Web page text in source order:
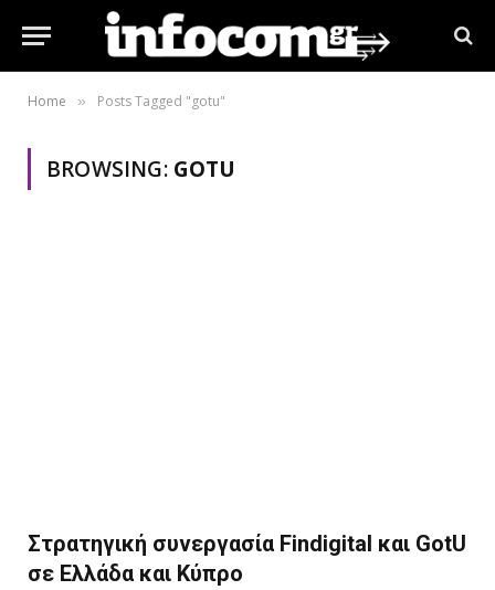
Home » Posts Tagged "gotu"
BROWSING: GOTU
Στρατηγική συνεργασία Findigital και GotU
σε Ελλάδα και Κύπρο